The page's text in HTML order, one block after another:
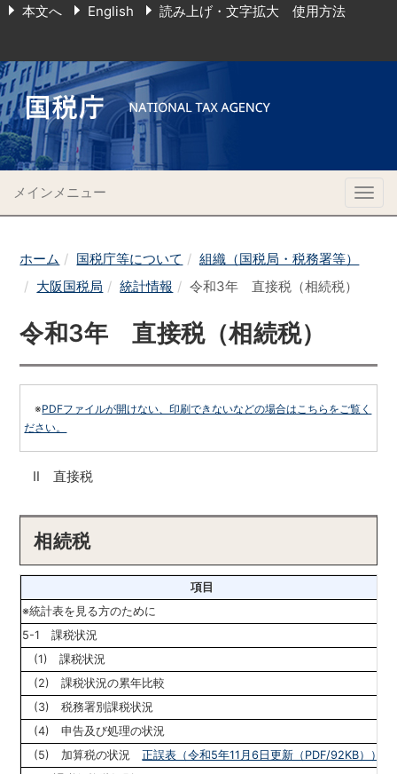
本文へ English 読み上げ・文字拡大 使用方法
メインメニュー
ホーム 国税庁等について
組織（国税局・税務署等）
大阪国税局
統計情報 令和3年 直接税（相続税）
令和3年 直接税（相続税）
※PDFファイルが開けない、印刷できないなどの場合はこちらをご覧く
ださい。
Ⅱ 直接税
相続税
項目
※統計表を見る方のために
5-1 課税状況
(1) 課税状況
(2) 課税状況の累年比較
(3) 税務署別課税状況
(4) 申告及び処理の状況
(5) 加算税の状況正誤表（令和5年11月6日更新（PDF/92KB））